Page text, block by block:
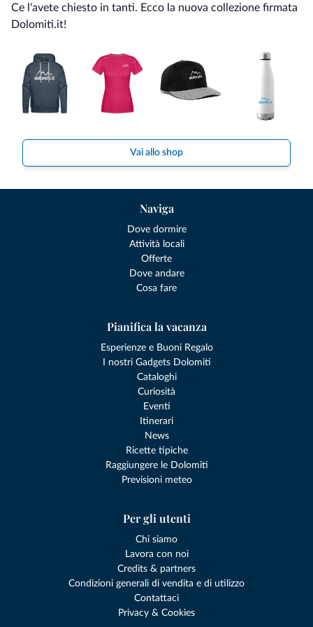
Ce l'avete chiesto in tanti. Ecco la nuova collezione firmata
Dolomiti.it!
Vai allo shop
Naviga
Dove dormire
Attività locali
Offerte
Dove andare
Cosa fare
Pianifica la vacanza
Esperienze e Buoni Regalo
I nostri Gadgets Dolomiti
Cataloghi
Curiosità
Eventi
Itinerari
News
Ricette tipiche
Raggiungere le Dolomiti
Previsioni meteo
Per gli utenti
Chi siamo
Lavora con noi
Credits & partners
Condizioni generali di vendita e di utilizzo
Contattaci
Privacy & Cookies